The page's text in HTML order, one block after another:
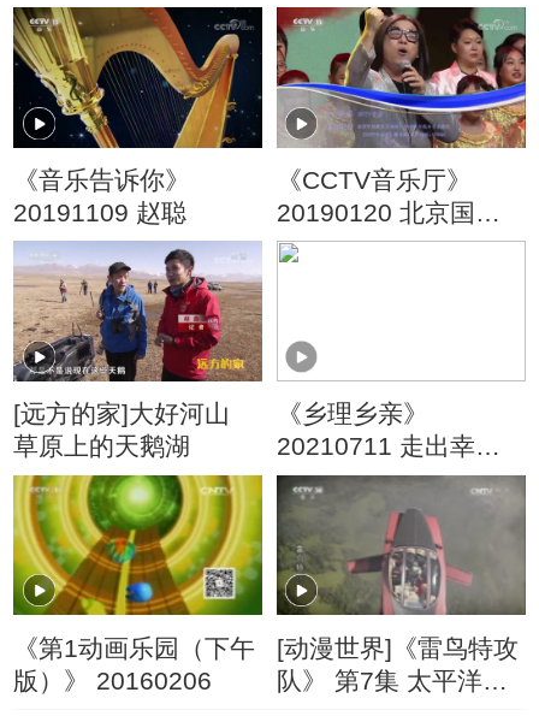
《音乐告诉你》
20191109 赵聪
《CCTV音乐厅》
20190120 北京国际
摄影周开幕式晚会
[远方的家]大好河山
草原上的天鹅湖
《乡理乡亲》
20210711 走出幸福
路
《第1动画乐园（下午
版）》 20160206
[动漫世界]《雷鸟特攻
队》 第7集 太平洋火